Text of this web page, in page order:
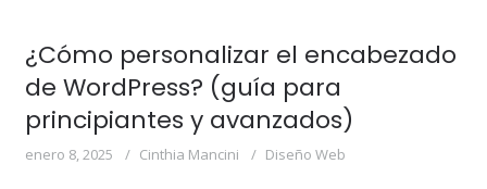
¿Cómo personalizar el encabezado
de WordPress? (guía para
principiantes y avanzados)
enero 8, 2025 Cinthia Mancini Diseño Web